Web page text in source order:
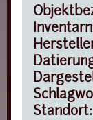
Standort: